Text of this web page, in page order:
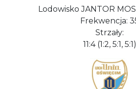
Lodowisko JANTOR
Frekwencja:
Strzały:
11:4 (1:2, 5:1, 5:1)